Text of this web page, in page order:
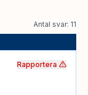
Antal svar: 11
Rapportera